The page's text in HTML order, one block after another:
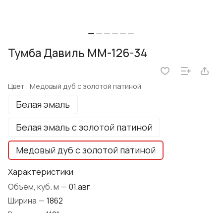
Тумба Давиль ММ-126-34
Цвет : Медовый дуб с золотой патиной
Белая эмаль
Белая эмаль с золотой патиной
Медовый дуб с золотой патиной
Характеристики
Объем, куб. м — 01.авг
Ширина — 1862